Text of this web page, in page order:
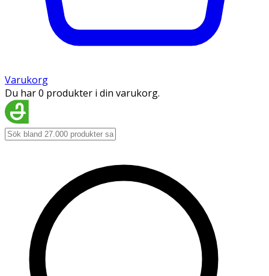
Varukorg
Du har 0 produkter i din varukorg.